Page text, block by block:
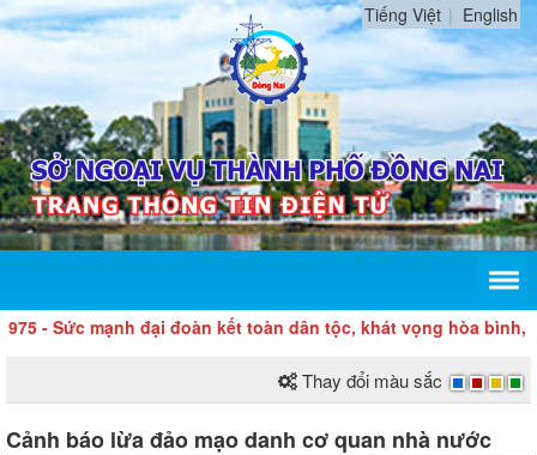
Tiếng Việt English
- Sức mạnh đại đoàn kết toàn dân tộc, khát vọng hòa bình,
Thay đổi màu sắc
Cảnh báo lừa đảo mạo danh cơ quan nhà nước